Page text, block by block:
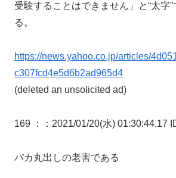
受験することはできません」と“太字
る。
https://news.yahoo.co.jp/articles/
c307fcd4e5d6b2ad965d4
(deleted an unsolicited ad)
169 ： ：2021/01/20(水) 01:30:44.17
バカ丸出しの老害である